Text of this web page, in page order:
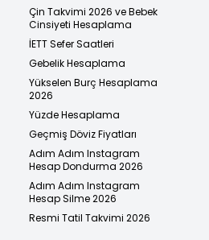
Çin Takvimi 2026 ve Bebek
Cinsiyeti Hesaplama
İETT Sefer Saatleri
Gebelik Hesaplama
Yükselen Burç Hesaplama
2026
Yüzde Hesaplama
Geçmiş Döviz Fiyatları
Adım Adım Instagram
Hesap Dondurma 2026
Adım Adım Instagram
Hesap Silme 2026
Resmi Tatil Takvimi 2026